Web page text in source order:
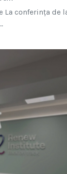
La conferința de